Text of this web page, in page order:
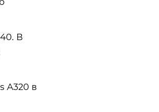
В
A320 в